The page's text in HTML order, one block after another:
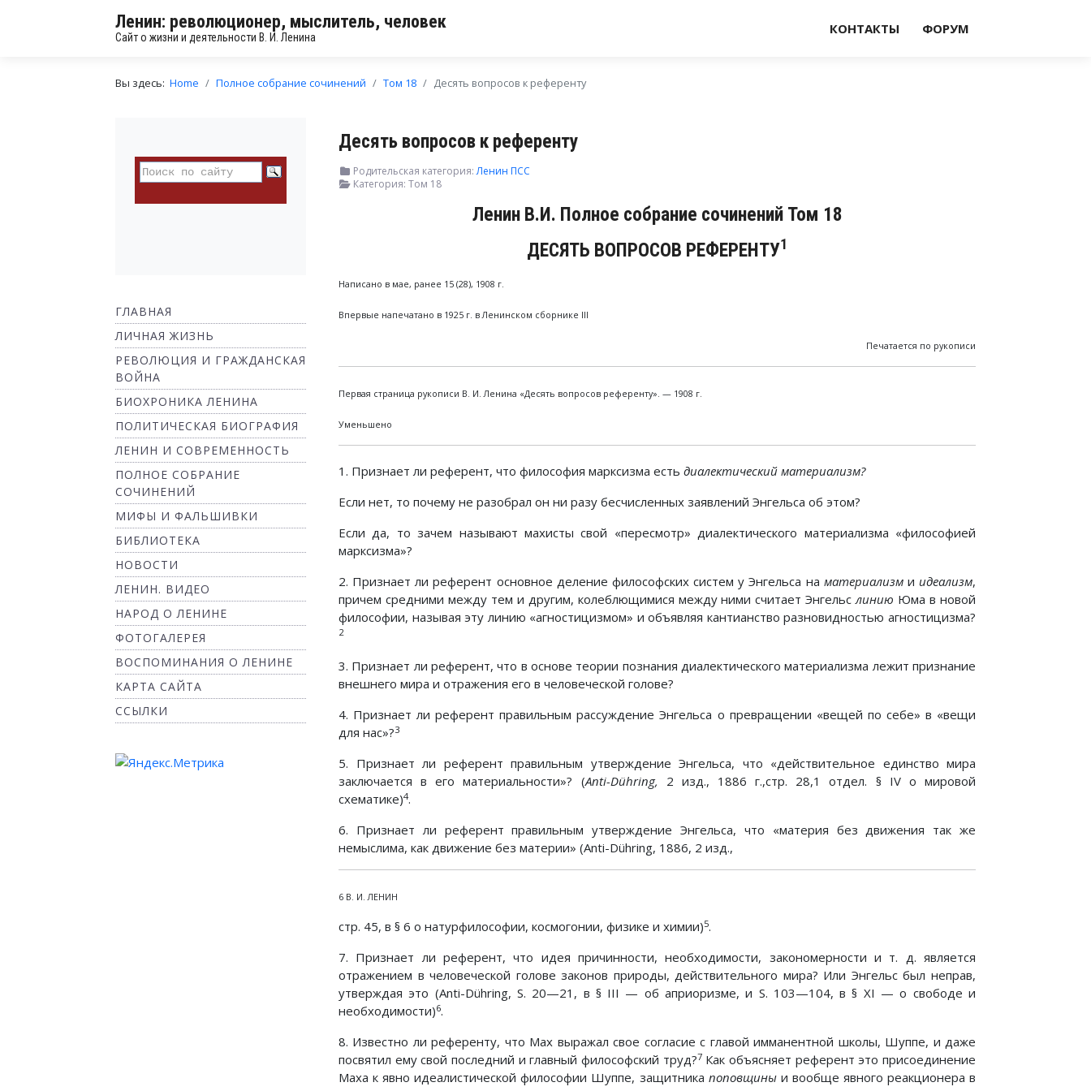
Ленин: революционер, мыслитель, человек
Сайт о жизни и деятельности В. И. Ленина
КОНТАКТЫ ФОРУМ
Вы здесь: Home Полное собрание сочинений Том 18 Десять вопросов к референту
ГЛАВНАЯ
ЛИЧНАЯ ЖИЗНЬ
РЕВОЛЮЦИЯ И ГРАЖДАНСКАЯ
ВОЙНА
БИОХРОНИКА ЛЕНИНА
ПОЛИТИЧЕСКАЯ БИОГРАФИЯ
ЛЕНИН И СОВРЕМЕННОСТЬ
ПОЛНОЕ СОБРАНИЕ
СОЧИНЕНИЙ
МИФЫ И ФАЛЬШИВКИ
БИБЛИОТЕКА
НОВОСТИ
ЛЕНИН. ВИДЕО
НАРОД О ЛЕНИНЕ
ФОТОГАЛЕРЕЯ
ВОСПОМИНАНИЯ О ЛЕНИНЕ
КАРТА САЙТА
ССЫЛКИ
Десять вопросов к референту
Родительская категория:Ленин ПСС
Категория: Том 18
Ленин В.И. Полное собрание сочинений Том 18
ДЕСЯТЬ ВОПРОСОВ РЕФЕРЕНТУ1
Написано в мае, ранее 15 (28), 1908 г.
Впервые напечатано в 1925 г. в Ленинском сборнике III
Печатается по рукописи
Первая страница рукописи В. И. Ленина «Десять вопросов референту». — 1908 г.
Уменьшено
1. Признает ли референт, что философия марксизма есть диалектический материализм?
Если нет, то почему не разобрал он ни разу бесчисленных заявлений Энгельса об этом?
Если да, то зачем называют махисты свой «пересмотр» диалектического материализма «философией
марксизма»?
2. Признает ли референт основное деление философских систем у Энгельса на материализмиидеализм,
причем средними между тем и другим, колеблющимися между ними считает Энгельслинию Юма в новой
философии, называя эту линию «агностицизмом» и объявляя кантианство разновидностью агностицизма?
2
3. Признает ли референт, что в основе теории познания диалектического материализма лежит признание
внешнего мира и отражения его в человеческой голове?
4. Признает ли референт правильным рассуждение Энгельса о превращении «вещей по себе» в «вещи
для нас»?3
5. Признает ли референт правильным утверждение Энгельса, что «действительное единство мира
заключается в его материальности»? (Anti-Dühring, 2 изд., 1886 г.,стр. 28,1 отдел. § IV о мировой
схематике)4.
6. Признает ли референт правильным утверждение Энгельса, что «материя без движения так же
немыслима, как движение без материи» (Anti-Dühring, 1886, 2 изд.,
6 В. И. ЛЕНИН
стр. 45, в § 6 о натурфилософии, космогонии, физике и химии)5.
7. Признает ли референт, что идея причинности, необходимости, закономерности и т. д. является
отражением в человеческой голове законов природы, действительного мира? Или Энгельс был неправ,
утверждая это (Anti-Dühring, S. 20—21, в § III — об априоризме, и S. 103—104, в § XI — о свободе и
необходимости)6.
8. Известно ли референту, что Мах выражал свое согласие с главой имманентной школы, Шуппе, и даже
посвятил ему свой последний и главный философский труд?7Как объясняет референт это присоединение
Маха к явно идеалистической философии Шуппе, защитника поповщиныи вообще явного реакционера в